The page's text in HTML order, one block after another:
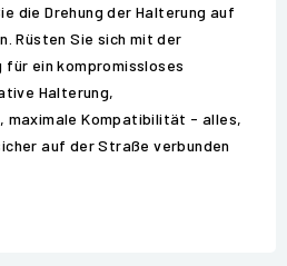
die Drehung der Halterung auf
Rüsten Sie sich mit der
ein kompromissloses
Halterung,
maximale Kompatibilität - alles,
auf der Straße verbunden